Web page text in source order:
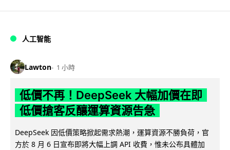
人工智能
Lawton 1 小時
低價不再！DeepSeek 大幅加價在即
低價搶客反釀運算資源告急
DeepSeek 因低價策略掀起需求熱潮，運算資源不勝負荷，官
方於 8 月 6 日宣布即將大幅上調 API 收費，惟未公布具體加